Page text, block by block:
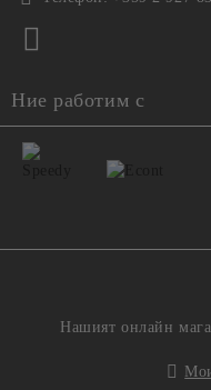
Ние работим с
Нашият онлайн